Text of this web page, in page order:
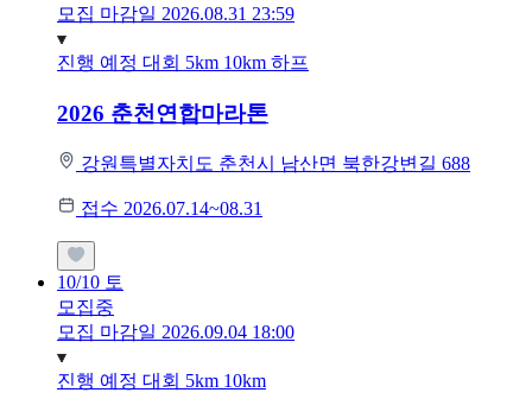
모집 마감일 2026.08.31 23:59
진행 예정 대회 5km 10km 하프
2026 춘천연합마라톤
강원특별자치도 춘천시 남산면 북한강변길 688
접수 2026.07.14~08.31
10/10 토
모집중
모집 마감일 2026.09.04 18:00
진행 예정 대회 5km 10km